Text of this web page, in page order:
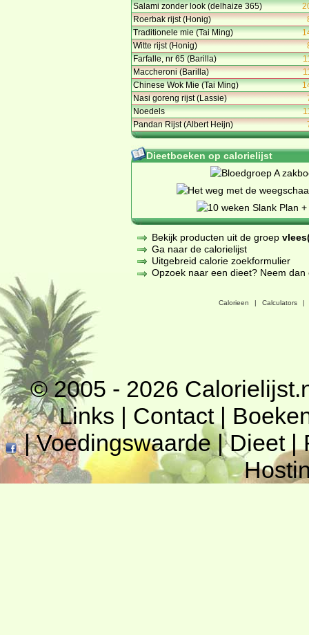
Salami zonder look (delhaize 365)
Roerbak rijst (Honig)
Traditionele mie (Tai Ming)
Witte rijst (Honig)
Farfalle, nr 65 (Barilla)
Maccheroni (Barilla)
Chinese Wok Mie (Tai Ming)
Nasi goreng rijst (Lassie)
Noedels
Pandan Rijst (Albert Heijn)
Dieetboeken op calorielijst
Bekijk producten uit de groep
Ga naar de calorielijst
Uitgebreid calorie zoekformulier
Opzoek naar een dieet? Neem
Calorieen | Calculators |
© 2005 - 2026
Links | Contact|
|Voedingswaarde|Dieet|